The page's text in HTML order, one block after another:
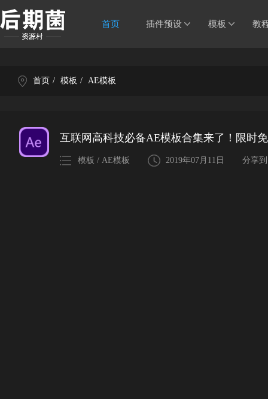
首页 插件预设 模板 教
首页 / 模板 / AE模板
互联网高科技必备AE模板合集来了！限时
模板 / AE模板 2019年07月11日 分享